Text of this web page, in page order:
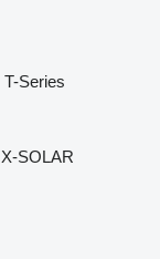
T-Series
X-SOLAR